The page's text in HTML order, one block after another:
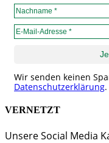
Wir senden keinen
Datenschutzerklärung.
VERNETZT
Unsere Social Media